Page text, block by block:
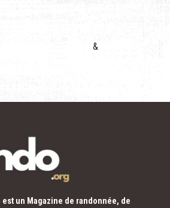
&
est un Magazine de randonnée, de